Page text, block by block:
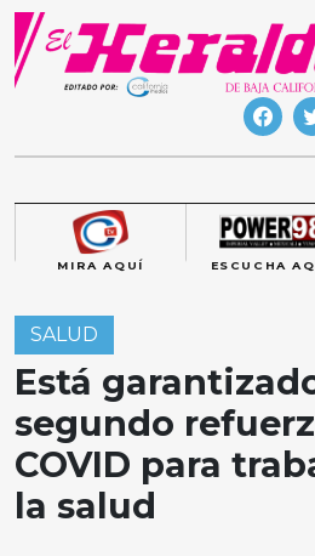
Skip
content
MIRA AQUÍ ESCUCHA
SALUD
Está
segundo
COVID para
la salud